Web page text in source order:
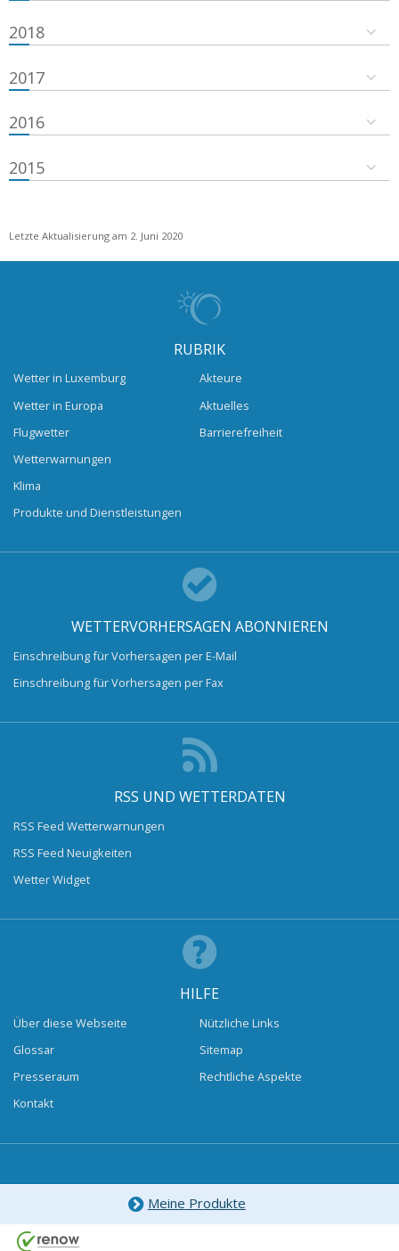
2018
2017
2016
2015
Letzte Aktualisierung am 2. Juni 2020
RUBRIK
Wetter in Luxemburg
Wetter in Europa
Flugwetter
Wetterwarnungen
Klima
Produkte und Dienstleistungen
Akteure
Aktuelles
Barrierefreiheit
WETTERVORHERSAGEN ABONNIEREN
Einschreibung für Vorhersagen per E-Mail
Einschreibung für Vorhersagen per Fax
RSS UND WETTERDATEN
RSS Feed Wetterwarnungen
RSS Feed Neuigkeiten
Wetter Widget
HILFE
Über diese Webseite
Glossar
Presseraum
Kontakt
Nützliche Links
Sitemap
Rechtliche Aspekte
Meine Produkte